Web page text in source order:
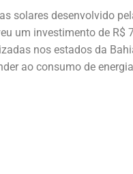
solares desenvolvido
um investimento de R$
nos estados da
ao consumo de